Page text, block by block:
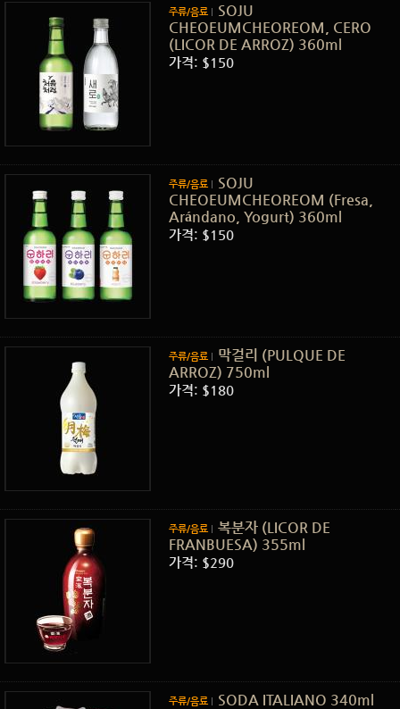
주류/음료
SOJU
CHEOEUMCHEOREOM, CERO
(LICOR DE ARROZ) 360ml
가격: $150
주류/음료
SOJU
CHEOEUMCHEOREOM (Fresa,
Arándano, Yogurt) 360ml
가격: $150
주류/음료
막걸리 (PULQUE DE
ARROZ) 750ml
가격: $180
주류/음료
복분자 (LICOR DE
FRANBUESA) 355ml
가격: $290
주류/음료 SODA ITALIANO 340ml